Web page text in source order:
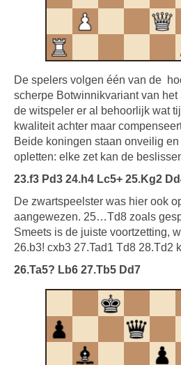
De spelers volgen één van de
scherpe Botwinnikvariant van
de witspeler er al behoorlijk wat
kwaliteit achter maar
Beide koningen staan onveilig
opletten: elke zet kan de
23.f3 Pd3 24.h4 Lc5+ 25.Kg2
De zwartspeelster was hier ook
aangewezen. 25…Td8 zoals
Smeets is de juiste voortzetting,
26.b3! cxb3 27.Tad1 Td8 28.Td2
26.Ta5? Lb6 27.Tb5 Dd7